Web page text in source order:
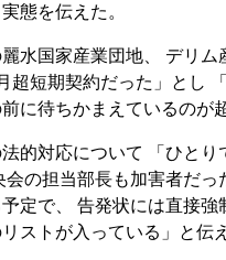
態を伝えた。
水国家産業団地、 デリ
超短期契約だった」とし
に待ちかまえているのが
的対応について 「ひと
の担当部長も加害者だっ
予定で、 告発状には直接
ストが入っている」と伝